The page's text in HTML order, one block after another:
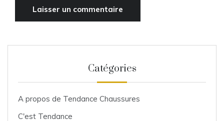
Catégories
A propos de Tendance Chaussures
C'est Tendance